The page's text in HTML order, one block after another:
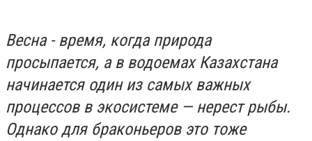
Весна - время, когда природа
просыпается, а в водоемах Казахстана
начинается один из самых важных
процессов в экосистеме — нерест рыбы.
Однако для браконьеров это тоже